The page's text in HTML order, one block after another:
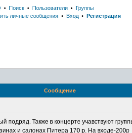
• Поиск • Пользователи • Группы
личные сообщения • Вход • Регистрация
Сообщение
подряд. Также в концерте учавствуют
и салонах Питера 170 р. На входе-200р